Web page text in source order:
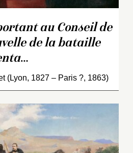
au Conseil de
de la bataille
…
(Lyon, 1827 – Paris ?, 1863)